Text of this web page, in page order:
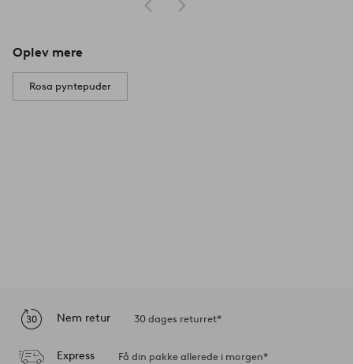
Oplev mere
Rosa pyntepuder
Nem retur 30 dages returret*
Express Få din pakke allerede i morgen*